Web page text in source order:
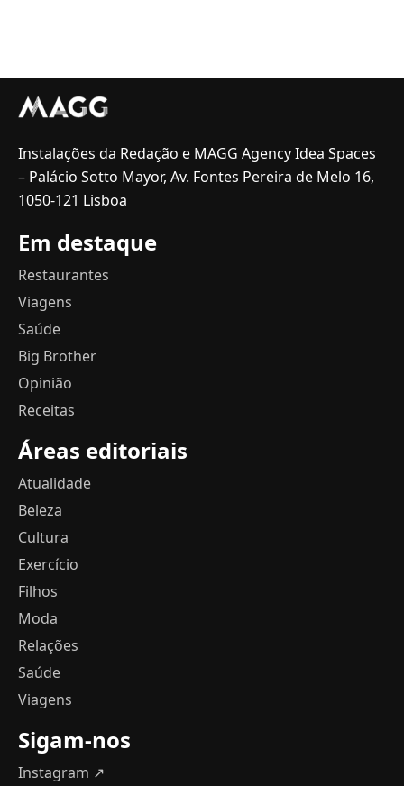
Instalações da Redação e MAGG Agency Idea Spaces
– Palácio Sotto Mayor, Av. Fontes Pereira de Melo 16,
1050-121 Lisboa
Em destaque
Restaurantes
Viagens
Saúde
Big Brother
Opinião
Receitas
Áreas editoriais
Atualidade
Beleza
Cultura
Exercício
Filhos
Moda
Relações
Saúde
Viagens
Sigam-nos
Instagram ↗